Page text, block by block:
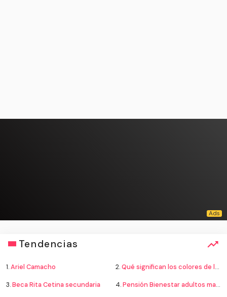
Tendencias
1.Ariel Camacho 2.Qué significan los colores de la bandera
3.Beca Rita Cetina secundaria 4.Pensión Bienestar adultos mayores